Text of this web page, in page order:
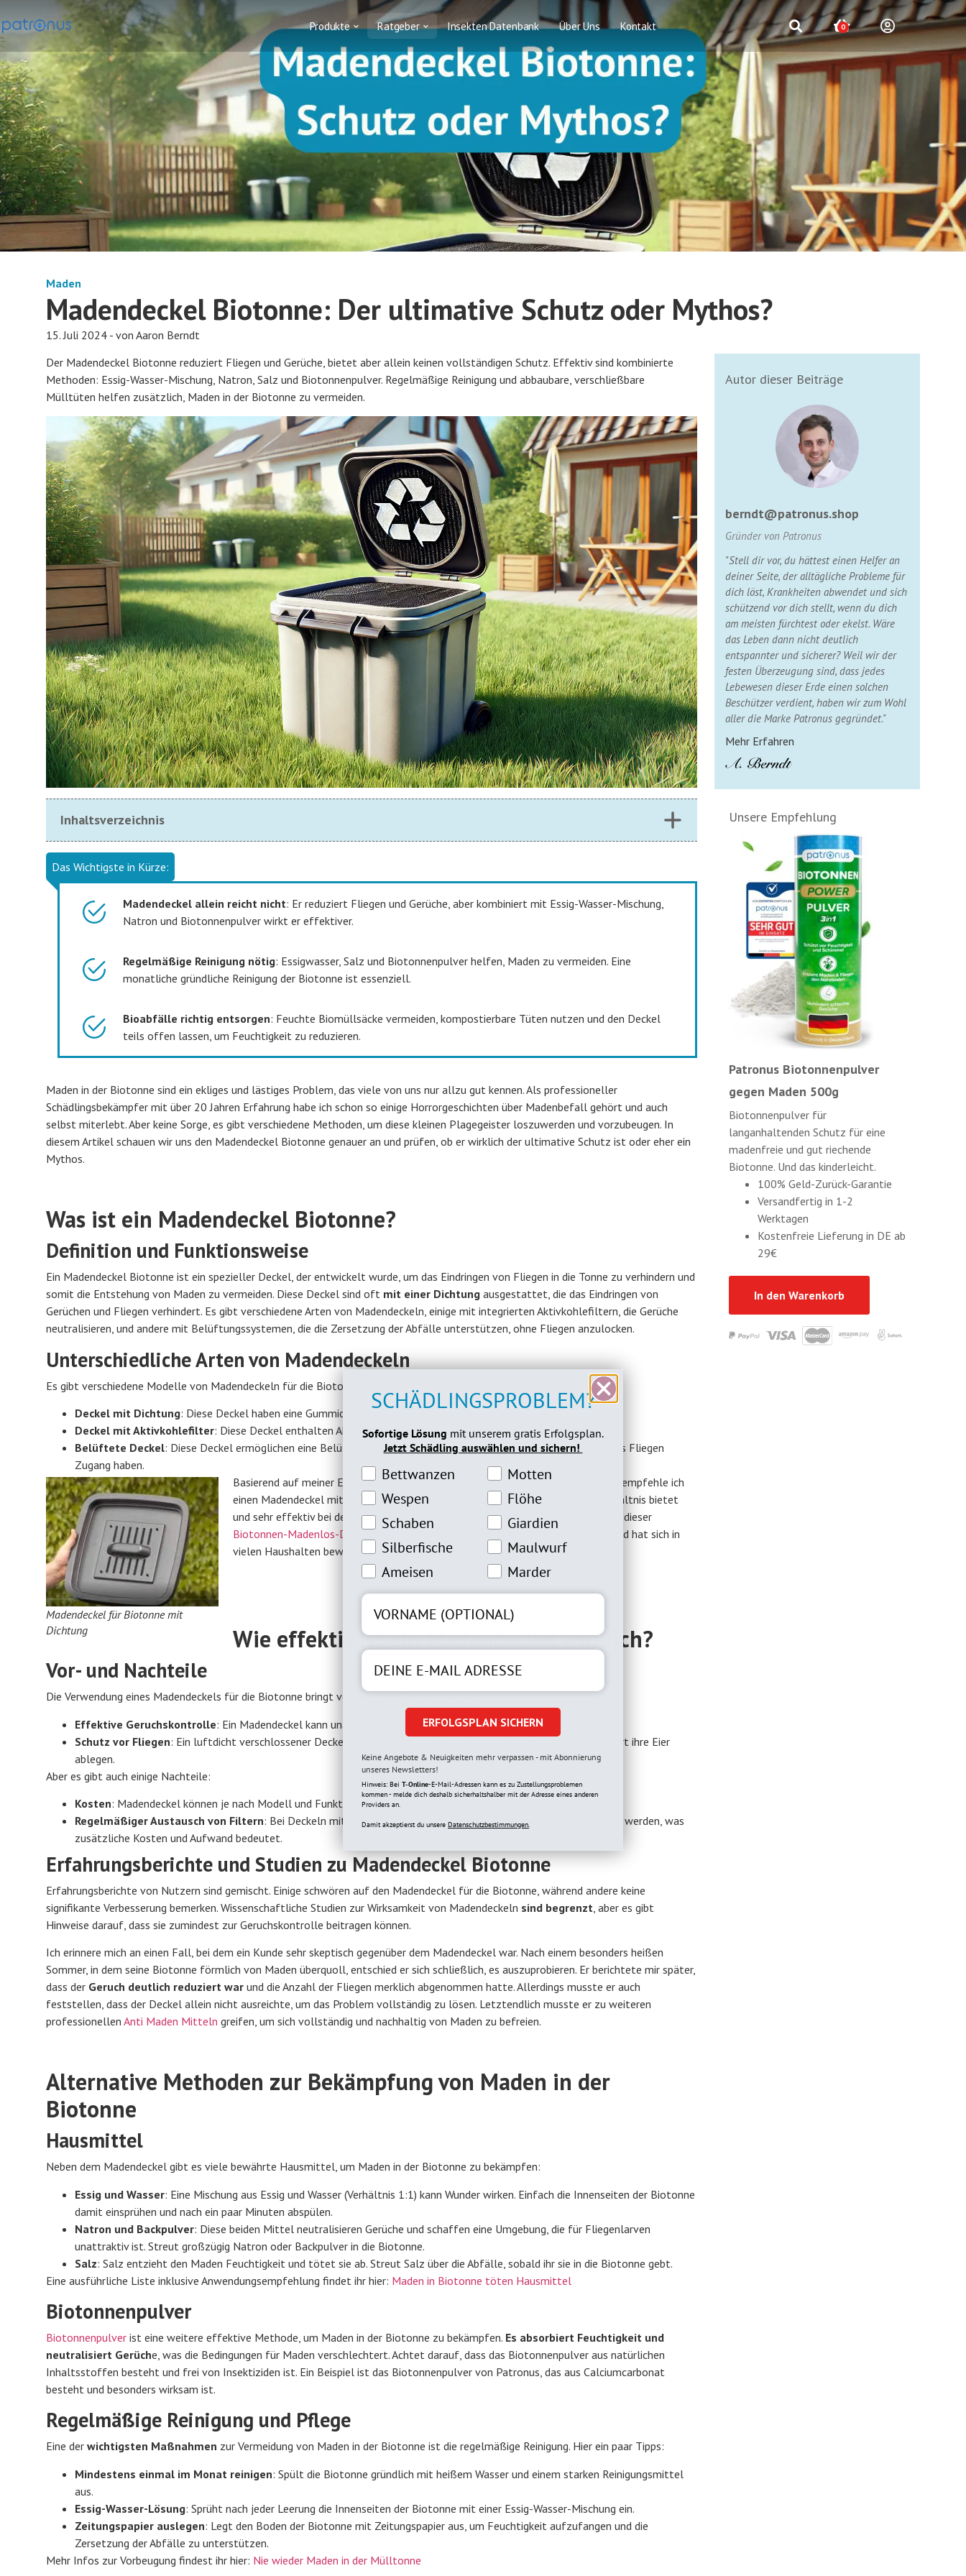
Produkte Ratgeber Insekten Datenbank Über Uns Kontakt 0
Maden
Madendeckel Biotonne: Der ultimative Schutz oder Mythos?
15. Juli 2024 - von Aaron Berndt
Der Madendeckel Biotonne reduziert Fliegen und Gerüche, bietet aber allein keinen vollständigen Schutz. Effektiv sind kombinierte
Methoden: Essig-Wasser-Mischung, Natron, Salz und Biotonnenpulver. Regelmäßige Reinigung und abbaubare, verschließbare
Mülltüten helfen zusätzlich, Maden in der Biotonne zu vermeiden.
Inhaltsverzeichnis
Das Wichtigste in Kürze:
Madendeckel allein reicht nicht: Er reduziert Fliegen und Gerüche, aber kombiniert mit Essig-Wasser-Mischung,
Natron und Biotonnenpulver wirkt er effektiver.
Regelmäßige Reinigung nötig: Essigwasser, Salz und Biotonnenpulver helfen, Maden zu vermeiden. Eine
monatliche gründliche Reinigung der Biotonne ist essenziell.
Bioabfälle richtig entsorgen: Feuchte Biomüllsäcke vermeiden, kompostierbare Tüten nutzen und den Deckel
teils offen lassen, um Feuchtigkeit zu reduzieren.
Maden in der Biotonne sind ein ekliges und lästiges Problem, das viele von uns nur allzu gut kennen. Als professioneller
Schädlingsbekämpfer mit über 20 Jahren Erfahrung habe ich schon so einige Horrorgeschichten über Madenbefall gehört und auch
selbst miterlebt. Aber keine Sorge, es gibt verschiedene Methoden, um diese kleinen Plagegeister loszuwerden und vorzubeugen. In
diesem Artikel schauen wir uns den Madendeckel Biotonne genauer an und prüfen, ob er wirklich der ultimative Schutz ist oder eher ein
Mythos.
Was ist ein Madendeckel Biotonne?
Definition und Funktionsweise
Ein Madendeckel Biotonne ist ein spezieller Deckel, der entwickelt wurde, um das Eindringen von Fliegen in die Tonne zu verhindern und
somit die Entstehung von Maden zu vermeiden. Diese Deckel sind oft mit einer Dichtung ausgestattet, die das Eindringen von
Gerüchen und Fliegen verhindert. Es gibt verschiedene Arten von Madendeckeln, einige mit integrierten Aktivkohlefiltern, die Gerüche
neutralisieren, und andere mit Belüftungssystemen, die die Zersetzung der Abfälle unterstützen, ohne Fliegen anzulocken.
Unterschiedliche Arten von Madendeckeln
Es gibt verschiedene Modelle von Madendeckeln für die Biotonne:
Deckel mit Dichtung: Diese Deckel haben eine Gummidichtung, die die Biotonne luftdicht verschließt.
Deckel mit Aktivkohlefilter: Diese Deckel enthalten Aktivkohlefilter, die unangenehme Gerüche absorbieren.
Belüftete Deckel: Diese Deckel ermöglichen eine Belüftung, um die Zersetzung der Abfälle zu fördern, ohne dass Fliegen
Zugang haben.
Madendeckel für Biotonne mit
Dichtung
Basierend auf meiner Erfahrung und den positiven Rückmeldungen vieler Kunden empfehle ich
einen Madendeckel mit Dichtung, da er ein ausgezeichnetes Preis-Leistungs-Verhältnis bietet
und sehr effektiv bei der Verhinderung von Fliegenbefall ist. Ein gutes Beispiel ist dieser
Biotonnen-Madenlos-Deckel von Amazon
. Dieser Deckel ist besonders beliebt und hat sich in
vielen Haushalten bewährt.
Wie effektiv ist ein Madendeckel wirklich?
Vor- und Nachteile
Die Verwendung eines Madendeckels für die Biotonne bringt verschiedene Vorteile mit sich:
Effektive Geruchskontrolle: Ein Madendeckel kann unangenehme Gerüche effektiv neutralisieren.
Schutz vor Fliegen: Ein luftdicht verschlossener Deckel verhindert, dass Fliegen in die Biotonne gelangen und dort ihre Eier
ablegen.
Aber es gibt auch einige Nachteile:
Kosten: Madendeckel können je nach Modell und Funktionen relativ teuer sein.
Regelmäßiger Austausch von Filtern: Bei Deckeln mit Aktivkohlefiltern müssen diese regelmäßig ausgetauscht werden, was
zusätzliche Kosten und Aufwand bedeutet.
Erfahrungsberichte und Studien zu Madendeckel Biotonne
Erfahrungsberichte von Nutzern sind gemischt. Einige schwören auf den Madendeckel für die Biotonne, während andere keine
signifikante Verbesserung bemerken. Wissenschaftliche Studien zur Wirksamkeit von Madendeckeln sind begrenzt , aber es gibt
Hinweise darauf, dass sie zumindest zur Geruchskontrolle beitragen können.
Ich erinnere mich an einen Fall, bei dem ein Kunde sehr skeptisch gegenüber dem Madendeckel war. Nach einem besonders heißen
Sommer, in dem seine Biotonne förmlich von Maden überquoll, entschied er sich schließlich, es auszuprobieren. Er berichtete mir später,
dass der Geruch deutlich reduziert war und die Anzahl der Fliegen merklich abgenommen hatte. Allerdings musste er auch
feststellen, dass der Deckel allein nicht ausreichte, um das Problem vollständig zu lösen. Letztendlich musste er zu weiteren
professionellen Anti Maden Mitteln greifen, um sich vollständig und nachhaltig von Maden zu befreien.
Alternative Methoden zur Bekämpfung von Maden in der
Biotonne
Hausmittel
Neben dem Madendeckel gibt es viele bewährte Hausmittel, um Maden in der Biotonne zu bekämpfen:
Essig und Wasser: Eine Mischung aus Essig und Wasser (Verhältnis 1:1) kann Wunder wirken. Einfach die Innenseiten der Biotonne
damit einsprühen und nach ein paar Minuten abspülen.
Natron und Backpulver: Diese beiden Mittel neutralisieren Gerüche und schaffen eine Umgebung, die für Fliegenlarven
unattraktiv ist. Streut großzügig Natron oder Backpulver in die Biotonne.
Salz: Salz entzieht den Maden Feuchtigkeit und tötet sie ab. Streut Salz über die Abfälle, sobald ihr sie in die Biotonne gebt.
Eine ausführliche Liste inklusive Anwendungsempfehlung findet ihr hier: Maden in Biotonne töten Hausmittel
Biotonnenpulver
Biotonnenpulver ist eine weitere effektive Methode, um Maden in der Biotonne zu bekämpfen. Es absorbiert Feuchtigkeit und
neutralisiert Gerüche, was die Bedingungen für Maden verschlechtert. Achtet darauf, dass das Biotonnenpulver aus natürlichen
Inhaltsstoffen besteht und frei von Insektiziden ist. Ein Beispiel ist das Biotonnenpulver von Patronus, das aus Calciumcarbonat
besteht und besonders wirksam ist.
Regelmäßige Reinigung und Pflege
Eine der wichtigsten Maßnahmen zur Vermeidung von Maden in der Biotonne ist die regelmäßige Reinigung. Hier ein paar Tipps:
Mindestens einmal im Monat reinigen: Spült die Biotonne gründlich mit heißem Wasser und einem starken Reinigungsmittel
aus.
Essig-Wasser-Lösung: Sprüht nach jeder Leerung die Innenseiten der Biotonne mit einer Essig-Wasser-Mischung ein.
Zeitungspapier auslegen: Legt den Boden der Biotonne mit Zeitungspapier aus, um Feuchtigkeit aufzufangen und die
Zersetzung der Abfälle zu unterstützen.
Mehr Infos zur Vorbeugung findest ihr hier: Nie wieder Maden in der Mülltonne
Autor dieser Beiträge
berndt@patronus.shop
Gründer von Patronus
"Stell dir vor, du hättest einen Helfer an
deiner Seite, der alltägliche Probleme für
dich löst, Krankheiten abwendet und sich
schützend vor dich stellt, wenn du dich
am meisten fürchtest oder ekelst. Wäre
das Leben dann nicht deutlich
entspannter und sicherer? Weil wir der
festen Überzeugung sind, dass jedes
Lebewesen dieser Erde einen solchen
Beschützer verdient, haben wir zum Wohl
aller die Marke Patronus gegründet."
Mehr Erfahren
Unsere Empfehlung
Patronus Biotonnenpulver
gegen Maden 500g
Biotonnenpulver für
langanhaltenden Schutz für eine
madenfreie und gut riechende
Biotonne. Und das kinderleicht.
100% Geld-Zurück-Garantie
Versandfertig in 1-2
Werktagen
Kostenfreie Lieferung in DE ab
29€
In den Warenkorb
SCHÄDLINGSPROBLEM?
Sofortige Lösung mit unserem gratis Erfolgsplan.
Jetzt Schädling auswählen und sichern!
Bettwanzeninteresse
Bettwanzen Motteninteresse
Motten
Wespeninteresse
Wespen Flöheinteresse
Flöhe
Schabeninteresse
Schaben Giardien Interesse
Giardien
Silberfische Interesse
Silberfische Maulwurfinteresse
Maulwurf
Ameiseninteresse
Ameisen Marderinteresse
Marder
ERFOLGSPLAN SICHERN
Keine Angebote & Neuigkeiten mehr verpassen - mit Abonnierung
unseres Newsletters!
Hinweis: Bei T-Online-E-Mail-Adressen kann es zu Zustellungsproblemen
kommen - melde dich deshalb sicherhaltshalber mit der Adresse eines anderen
Providers an.
Damit akzeptierst du unsere Datenschutzbestimmungen.